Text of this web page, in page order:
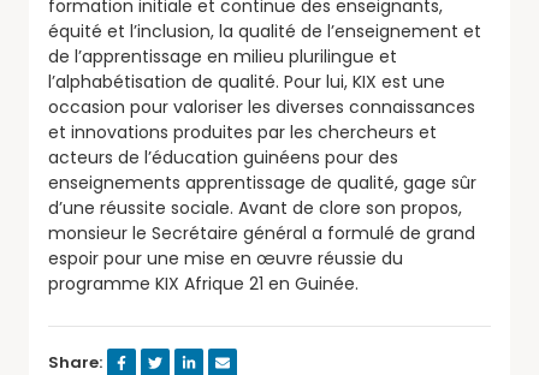
formation initiale et continue des enseignants,
équité et l’inclusion, la qualité de l’enseignement et
de l’apprentissage en milieu plurilingue et
l’alphabétisation de qualité. Pour lui, KIX est une
occasion pour valoriser les diverses connaissances
et innovations produites par les chercheurs et
acteurs de l’éducation guinéens pour des
enseignements apprentissage de qualité, gage sûr
d’une réussite sociale. Avant de clore son propos,
monsieur le Secrétaire général a formulé de grand
espoir pour une mise en œuvre réussie du
programme KIX Afrique 21 en Guinée.
Share: